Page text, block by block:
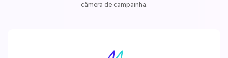
câmera de campainha.